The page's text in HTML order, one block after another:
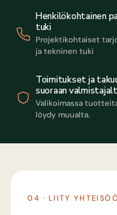
Henkilökohtainen
tuki
Projektikohtaiset
ja tekninen tuki
Toimitukset ja
suoraan
Valikoimassa
löydy muualta.
04 · LIITY